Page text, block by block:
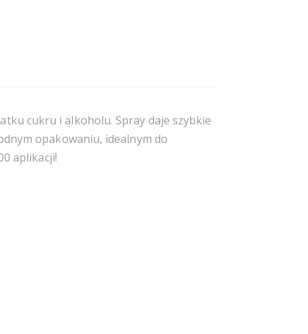
cukru i alkoholu. Spray daje szybkie
opakowaniu, idealnym do
aplikacji!